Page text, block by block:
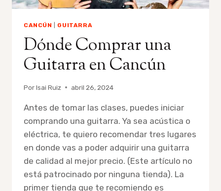
CANCÚN GUITARRA
Dónde Comprar una
Guitarra en Cancún
PorIsai Ruiz abril 26, 2024
Antes de tomar las clases, puedes iniciar
comprando una guitarra. Ya sea acústica o
eléctrica, te quiero recomendar tres lugares
en donde vas a poder adquirir una guitarra
de calidad al mejor precio. (Este artículo no
está patrocinado por ninguna tienda). La
primer tienda que te recomiendo es